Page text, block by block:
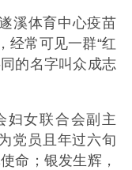
溪体育中心疫苗
经常可见一群“红
的名字叫众成志
妇女联合会副主
党员且年过六旬
命；银发生辉，